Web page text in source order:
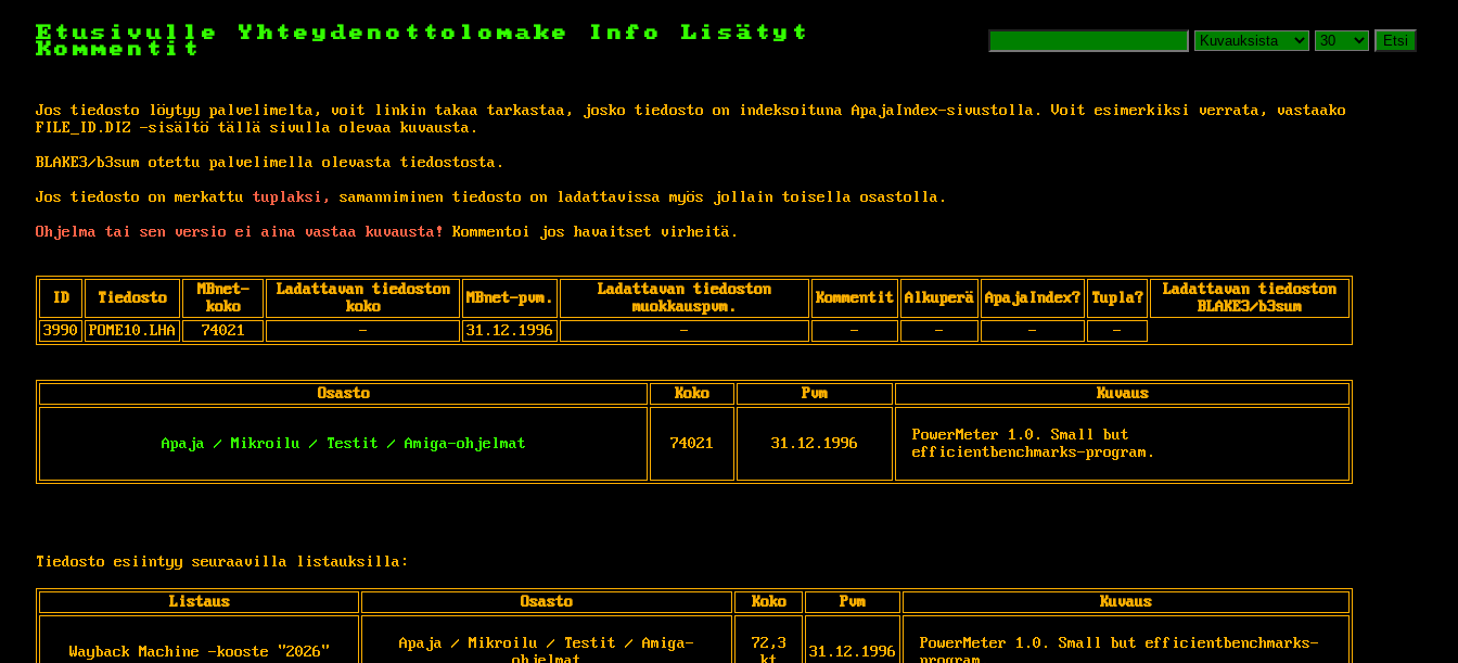
Etusivulle Yhteydenottolomake Info
Lisätyt
Kommentit
Etsi
Jos tiedosto löytyy palvelimelta, voit linkin takaa tarkastaa, josko tiedosto on indeksoituna ApajaIndex-sivustolla. Voit esimerkiksi verrata, vastaako
FILE_ID.DIZ -sisältö tällä sivulla olevaa kuvausta.
BLAKE3/b3sum otettu palvelimella olevasta tiedostosta.
Jos tiedosto on merkattu tuplaksi,
samanniminen tiedosto on ladattavissa myös jollain toisella osastolla.
Ohjelma tai sen versio ei aina vastaa kuvausta!
Kommentoi jos havaitset virheitä.
ID Tiedosto
MBnet-
koko
Ladattavan tiedoston
koko
MBnet-pvm.
Ladattavan tiedoston
muokkauspvm.
Kommentit Alkuperä ApajaIndex? Tupla?
Ladattavan tiedoston
BLAKE3/b3sum
3990
POME10.LHA 74021 - 31.12.1996 - - - - -
Osasto Koko Pvm Kuvaus
Apaja / Mikroilu / Testit / Amiga-ohjelmat 74021 31.12.1996
PowerMeter 1.0. Small but
efficientbenchmarks-program.
Tiedosto esiintyy seuraavilla listauksilla:
Listaus Osasto Koko Pvm Kuvaus
Wayback Machine -kooste "2026"
Apaja / Mikroilu / Testit / Amiga-
72,3
31.12.1996
PowerMeter 1.0. Small but efficientbenchmarks-